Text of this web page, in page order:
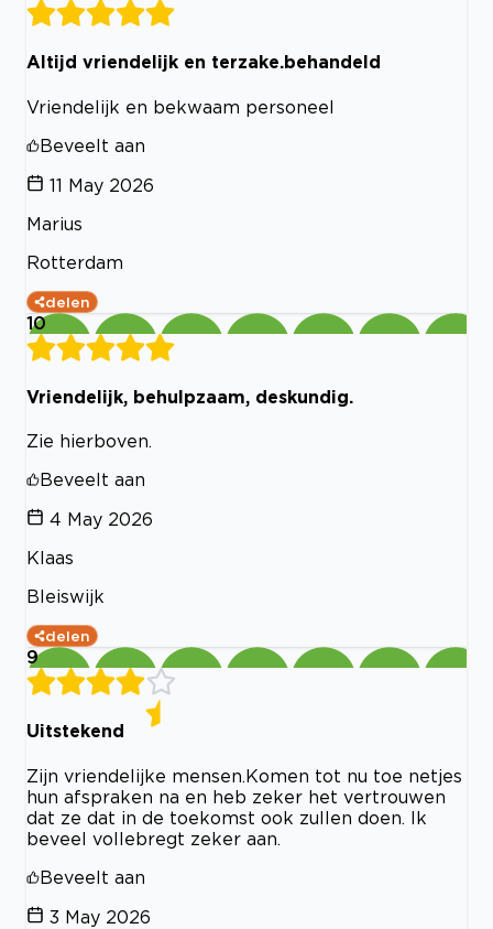
Altijd vriendelijk en terzake.behandeld
Vriendelijk en bekwaam personeel
Beveelt aan
11 May 2026
Marius
Rotterdam
delen
10
Vriendelijk, behulpzaam, deskundig.
Zie hierboven.
Beveelt aan
4 May 2026
Klaas
Bleiswijk
delen
9
Uitstekend
Zijn vriendelijke mensen.Komen tot nu toe netjes
hun afspraken na en heb zeker het vertrouwen
dat ze dat in de toekomst ook zullen doen. Ik
beveel vollebregt zeker aan.
Beveelt aan
3 May 2026